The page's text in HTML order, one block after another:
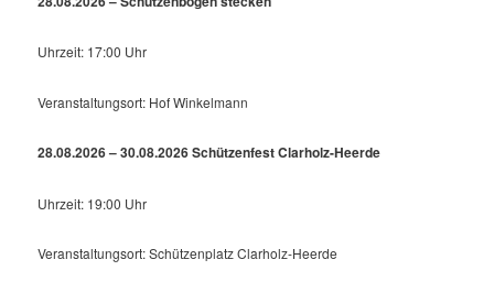
Uhrzeit: 17:00 Uhr
Veranstaltungsort: Hof Winkelmann
28.08.2026 – 30.08.2026 Schützenfest Clarholz-Heerde
Uhrzeit: 19:00 Uhr
Veranstaltungsort: Schützenplatz Clarholz-Heerde